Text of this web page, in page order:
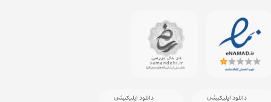
دانلود اپلیکیشن دانلود اپلیکیشن